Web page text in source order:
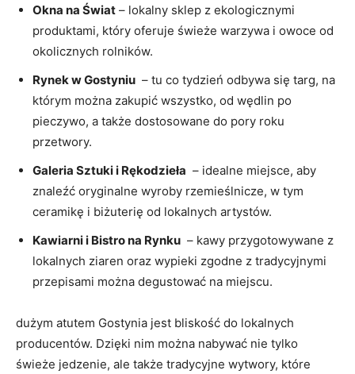
Okna na Świat – lokalny sklep z ekologicznymi
produktami, który oferuje świeże warzywa i owoce​ od
okolicznych‍ rolników.
Rynek w Gostyniu ⁢ –⁣ tu co tydzień odbywa⁣ się targ, ⁣na‌
którym można zakupić wszystko, od wędlin po
pieczywo, a także dostosowane ‌do pory roku
przetwory.
Galeria‌ Sztuki i Rękodzieła ‍ – idealne miejsce, ⁣aby
znaleźć oryginalne wyroby rzemieślnicze,⁤ w tym ​
ceramikę i ⁤biżuterię od lokalnych ⁤artystów.
Kawiarni i Bistro na Rynku ‍ – ‌kawy przygotowywane z
lokalnych ziaren oraz wypieki zgodne z tradycyjnymi
przepisami można degustować na miejscu.
dużym atutem Gostynia​ jest bliskość do lokalnych
producentów. ⁤Dzięki⁤ nim ​można​ nabywać⁢ nie tylko
świeże jedzenie, ale także tradycyjne ⁤wytwory, które